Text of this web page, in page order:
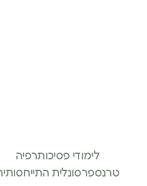
לימודי פסיכותרפיה
טרנספרסונלית